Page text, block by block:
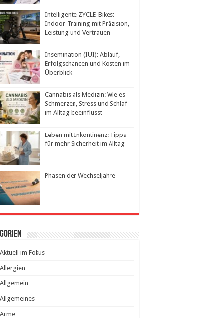
Intelligente ZYCLE-Bikes:
Indoor-Training mit Präzision,
Leistung und Vertrauen
Insemination (IUI): Ablauf,
Erfolgschancen und Kosten im
Überblick
Cannabis als Medizin: Wie es
Schmerzen, Stress und Schlaf
im Alltag beeinflusst
Leben mit Inkontinenz: Tipps
für mehr Sicherheit im Alltag
Phasen der Wechseljahre
Aktuell im Fokus
Allergien
Allgemein
Allgemeines
Arme